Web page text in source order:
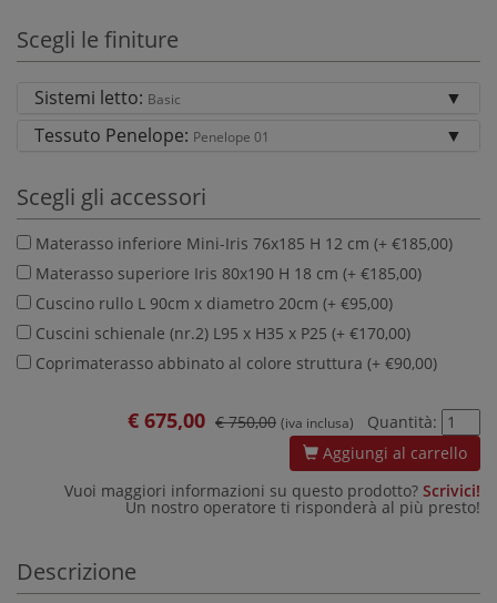
Scegli le finiture
Sistemi letto: Basic
Tessuto Penelope: Penelope 01
Scegli gli accessori
Materasso inferiore Mini-Iris 76x185 H 12 cm (+ €185,00)
Materasso superiore Iris 80x190 H 18 cm (+ €185,00)
Cuscino rullo L 90cm x diametro 20cm (+ €95,00)
Cuscini schienale (nr.2) L95 x H35 x P25 (+ €170,00)
Coprimaterasso abbinato al colore struttura (+ €90,00)
€ 675,00 € 750,00 (iva inclusa)
Quantità:
Aggiungi al carrello
Vuoi maggiori informazioni su questo prodotto? Scrivici!
Un nostro operatore ti risponderà al più presto!
Descrizione